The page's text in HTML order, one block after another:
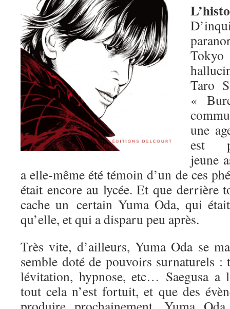
Taro
«
une
est
jeune
a elle-même été témoin d’un de ces
était encore au lycée. Et que derrière
cache un certain Yuma Oda, qui
qu’elle, et qui a disparu peu après.
Très vite, d’ailleurs, Yuma Oda se
semble doté de pouvoirs surnaturels
lévitation, hypnose, etc… Saegusa a
tout cela n’est fortuit, et que des